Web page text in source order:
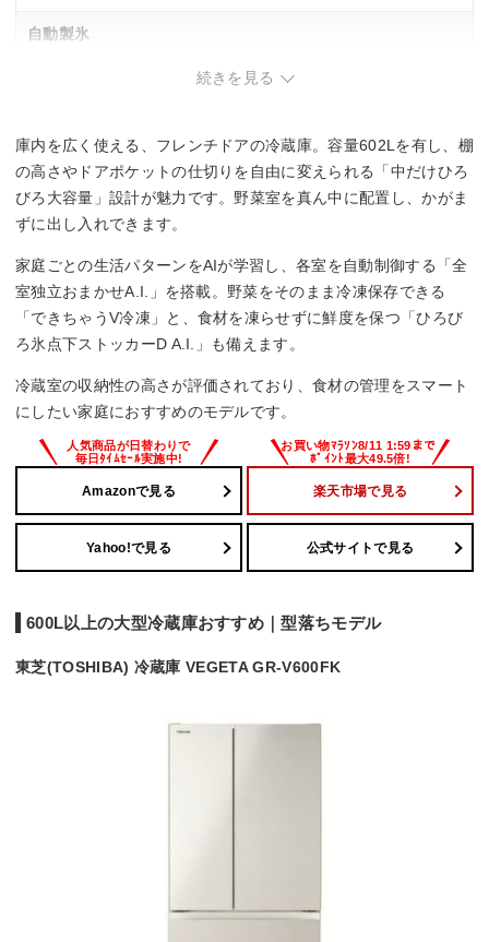
自動製氷
◯
チルド室
◯
野菜の鮮度保持
真ん中朝どれ野菜室
続きを見る
庫内を広く使える、フレンチドアの冷蔵庫。容量602Lを有し、棚
の高さやドアポケットの仕切りを自由に変えられる「中だけひろ
びろ大容量」設計が魅力です。野菜室を真ん中に配置し、かがま
ずに出し入れできます。
家庭ごとの生活パターンをAIが学習し、各室を自動制御する「全
室独立おまかせA.I.」を搭載。野菜をそのまま冷凍保存できる
「できちゃうV冷凍」と、食材を凍らせずに鮮度を保つ「ひろび
ろ氷点下ストッカーD A.I.」も備えます。
冷蔵室の収納性の高さが評価されており、食材の管理をスマート
にしたい家庭におすすめのモデルです。
Amazonで見る 楽天市場で見る
Yahoo!で見る 公式サイトで見る
600L以上の大型冷蔵庫おすすめ｜型落ちモデル
東芝(TOSHIBA) 冷蔵庫 VEGETA GR-V600FK